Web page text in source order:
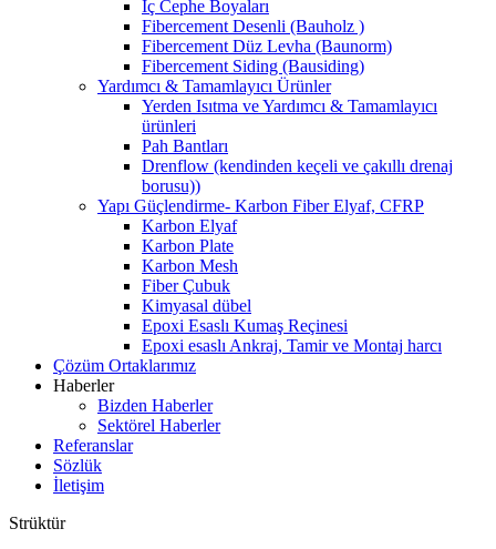
İç Cephe Boyaları
Fibercement Desenli (Bauholz )
Fibercement Düz Levha (Baunorm)
Fibercement Siding (Bausiding)
Yardımcı & Tamamlayıcı Ürünler
Yerden Isıtma ve Yardımcı & Tamamlayıcı
ürünleri
Pah Bantları
Drenflow (kendinden keçeli ve çakıllı drenaj
borusu))
Yapı Güçlendirme- Karbon Fiber Elyaf, CFRP
Karbon Elyaf
Karbon Plate
Karbon Mesh
Fiber Çubuk
Kimyasal dübel
Epoxi Esaslı Kumaş Reçinesi
Epoxi esaslı Ankraj, Tamir ve Montaj harcı
Çözüm Ortaklarımız
Haberler
Bizden Haberler
Sektörel Haberler
Referanslar
Sözlük
İletişim
Strüktür